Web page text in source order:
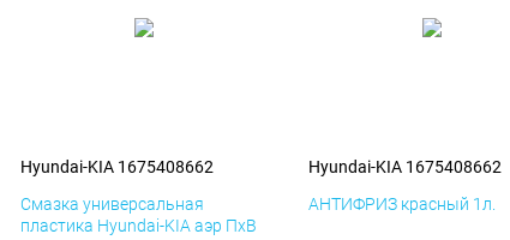
Hyundai-KIA 1675408662
Смазка универсальная
пластика Hyundai-KIA аэр ПхВ
Hyundai-KIA 1675408662
АНТИФРИЗ красный 1л.